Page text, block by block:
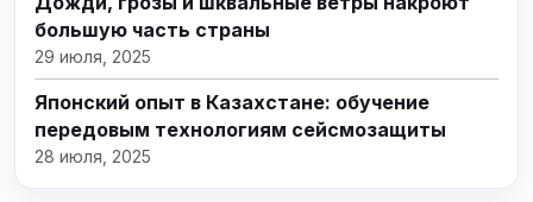
большую часть страны
29 июля, 2025
Японский опыт в Казахстане: обучение
передовым технологиям сейсмозащиты
28 июля, 2025